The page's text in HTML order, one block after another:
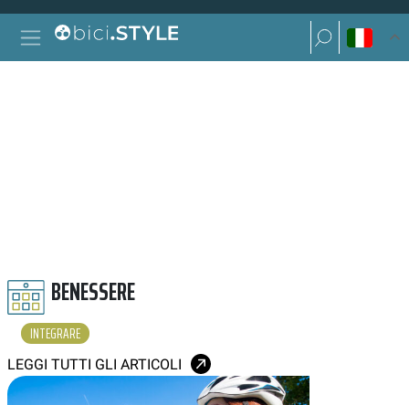
Vai al contenuto
Navigazione principale
Ricerca per:
Ricerca per:
BENESSERE
INTEGRARE
LEGGI TUTTI GLI ARTICOLI